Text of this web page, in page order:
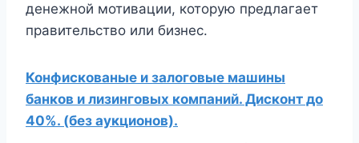
денежной мотивации, которую предлагает
правительство или бизнес.
Конфискованые и залоговые машины
банков и лизинговых компаний. Дисконт до
40%. (без аукционов).